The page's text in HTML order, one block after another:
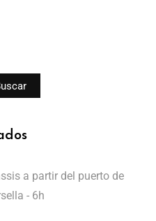
a partir del puerto de
- 6h